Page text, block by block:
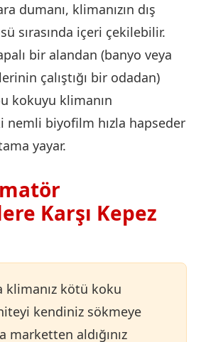
dumanı, klimanızın dış
sırasında içeri çekilebilir.
bir alandan (banyo veya
çalıştığı bir odadan)
kokuyu klimanın
nemli biyofilm hızla hapseder
yayar.
Karşı Kepez
klimanız kötü koku
kendiniz sökmeye
marketten aldığınız